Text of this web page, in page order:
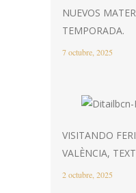
NUEVOS
TEMPORADA.
7 octubre, 2025
VISITANDO
VALÈNCIA,
2 octubre, 2025